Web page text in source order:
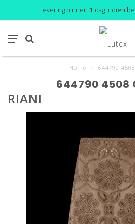
Levering binnen 1 dag indien
Home 644790
644790 4508
RIANI